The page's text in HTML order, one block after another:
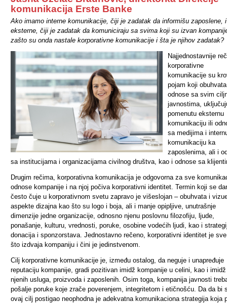
komunikacija Erste Banke
Ako imamo interne komunikacije, čiji je zadatak da informišu zaposlene, i
eksterne, čiji je zadatak da komuniciraju sa svima koji su izvan
zašto su onda nastale korporativne komunikacije i šta je njihov zadatak?
Najjednostavnije
korporativne
komunikacije su
pojam koji obuhvata
odnose sa svim
javnostima,
pomenutu eksternu
komunikaciju ili
sa medijima i
komunikaciju ka
zaposlenima, ali i
sa institucijama i organizacijama civilnog društva, kao i odnose sa
Drugim rečima, korporativna komunikacija je odgovorna za sve
odnose kompanije i na njoj počiva korporativni identitet. Termin koji se
često čuje u korporativnom svetu zapravo je višeslojan – obuhvata i
aspekte dizajna kao što su logo i boja, ali i manje opipljive, unutrašnje
dimenzije jedne organizacije, odnosno njenu poslovnu filozofiju, ljude,
ponašanje, kulturu, vrednosti, poruke, osobine vodećih ljudi, kao i
donacija i sponzorstava. Jednostavno rečeno, korporativni identitet je
što izdvaja kompaniju i čini je jedinstvenom.
Cilj korporativne komunikacije je, između ostalog, da neguje i unapređuje
reputaciju kompanije, gradi pozitivan imidž kompanije u celini, kao i imidž
njenih usluga, proizvoda i zaposlenih. Osim toga, kompanija javnosti
pošalje poruke koje zrače poverenjem, integritetom i etičnošću. Da da bi
ovaj cilj postigao neophodna je adekvatna komunikaciona strategija koja